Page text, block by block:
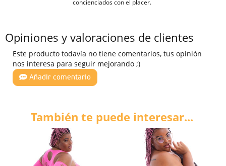
concienciados con el placer.
Opiniones y valoraciones de clientes
Este producto todavía no tiene comentarios, tus opinión
nos interesa para seguir mejorando ;)
Añadir comentario
También te puede interesar...